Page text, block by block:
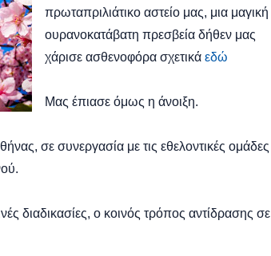
πρωταπριλιάτικο αστείο μας, μια μαγική
ουρανοκατάβατη πρεσβεία δήθεν μας
χάρισε ασθενοφόρα σχετικά εδώ
Μας έπιασε όμως η άνοιξη.
σε συνεργασία με τις εθελοντικές ομάδες
διαδικασίες, ο κοινός τρόπος αντίδρασης σε